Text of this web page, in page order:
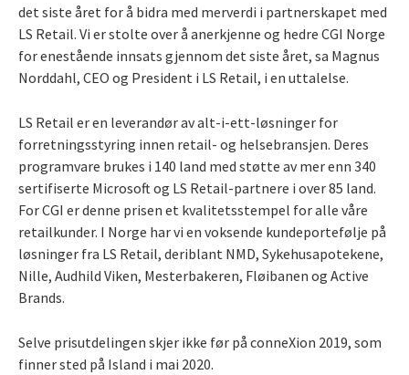
det siste året for å bidra med merverdi i partnerskapet med
LS Retail. Vi er stolte over å anerkjenne og hedre CGI Norge
for enestående innsats gjennom det siste året, sa Magnus
Norddahl, CEO og President i LS Retail, i en uttalelse.
LS Retail er en leverandør av alt-i-ett-løsninger for
forretningsstyring innen retail- og helsebransjen. Deres
programvare brukes i 140 land med støtte av mer enn 340
sertifiserte Microsoft og LS Retail-partnere i over 85 land.
For CGI er denne prisen et kvalitetsstempel for alle våre
retailkunder. I Norge har vi en voksende kundeportefølje på
løsninger fra LS Retail, deriblant NMD, Sykehusapotekene,
Nille, Audhild Viken, Mesterbakeren, Fløibanen og Active
Brands.
Selve prisutdelingen skjer ikke før på conneXion 2019, som
finner sted på Island i mai 2020.